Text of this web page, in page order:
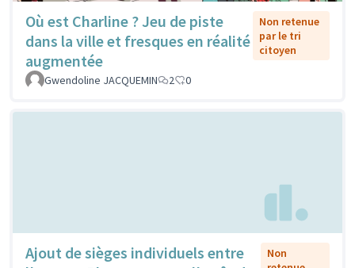
Où est Charline ? Jeu de piste
dans la ville et fresques en réalité
augmentée
Non retenue
par le tri
citoyen
Gwendoline JACQUEMIN 2 0
Ajout de sièges individuels entre
Non